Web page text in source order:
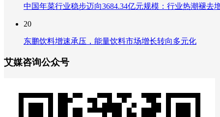
中国年菜行业稳步迈向3684.34亿元规模：行业热潮褪
20
东鹏饮料增速承压，能量饮料市场增长转向多元化
艾媒咨询公众号